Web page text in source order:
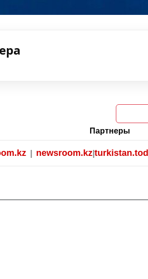
Партнеры
|newsroom.kz|turkistan.today|